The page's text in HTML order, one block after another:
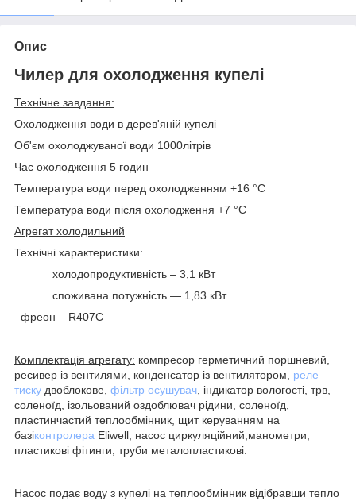
Опис
Чилер для охолодження купелі
Технічне завдання:
Охолодження води в дерев'яній купелі
Об'єм охолоджуваної води 1000літрів
Час охолодження 5 годин
Температура води перед охолодженням +16 °C
Температура води після охолодження +7 °C
Агрегат холодильний
Технічні характеристики:
холодопродуктивність – 3,1 кВт
споживана потужність — 1,83 кВт
фреон – R407С
Комплектація агрегату: компресор герметичний поршневий,
ресивер із вентилями, конденсатор із вентилятором, реле
тиску двоблокове, фільтр осушувач, індикатор вологості, трв,
соленоїд, ізольований оздоблювач рідини, соленоїд,
пластинчастий теплообмінник, щит керуванням на
базіконтролера Eliwell, насос циркуляційний,манометри,
пластикові фітинги, труби металопластикові.
Насос подає воду з купелі на теплообмінник відібравши тепло